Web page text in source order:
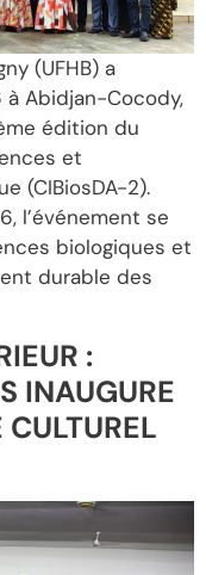
(UFHB) a
Abidjan-Cocody,
édition du
et
(CIBiosDA-2).
l’événement se
biologiques et
durable des
:
INAUGURE